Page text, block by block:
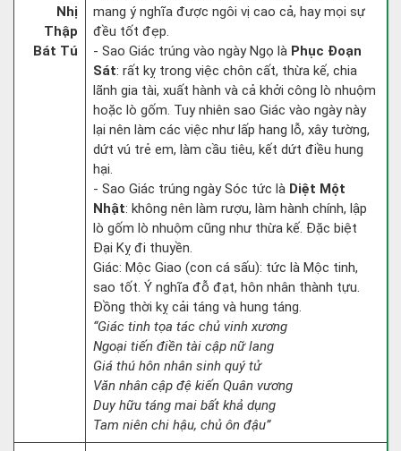
Nhị
Thập
Bát Tú
mang ý nghĩa được ngôi vị cao cả, hay mọi sự
đều tốt đẹp.
- Sao Giác trúng vào ngày Ngọ là Phục Đoạn
Sát: rất kỵ trong việc chôn cất, thừa kế, chia
lãnh gia tài, xuất hành và cả khởi công lò nhuộm
hoặc lò gốm. Tuy nhiên sao Giác vào ngày này
lại nên làm các việc như lấp hang lỗ, xây tường,
dứt vú trẻ em, làm cầu tiêu, kết dứt điều hung
hại.
- Sao Giác trúng ngày Sóc tức là Diệt Một
Nhật: không nên làm rượu, làm hành chính, lập
lò gốm lò nhuộm cũng như thừa kế. Đặc biệt
Đại Kỵ đi thuyền.
Giác: Mộc Giao (con cá sấu): tức là Mộc tinh,
sao tốt. Ý nghĩa đỗ đạt, hôn nhân thành tựu.
Đồng thời kỵ cải táng và hung táng.
“Giác tinh tọa tác chủ vinh xương
Ngoại tiến điền tài cập nữ lang
Giá thú hôn nhân sinh quý tử
Văn nhân cập đệ kiến Quân vương
Duy hữu táng mai bất khả dụng
Tam niên chi hậu, chủ ôn đậu”